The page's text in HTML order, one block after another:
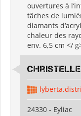
ouvertures à
tâches de
diamants
chaleur des
env. 6,5 cm </
Christelle
24330 - Eyliac